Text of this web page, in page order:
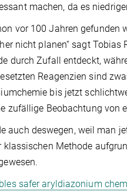
machen, da es
vor 100 Jahren gefunden
nicht planen“ sagt Tobias
durch Zufall entdeckt,
Reagenzien sind
bis jetzt
zufällige Beobachtung
auch deswegen, weil man
Methode
safer aryldiazonium